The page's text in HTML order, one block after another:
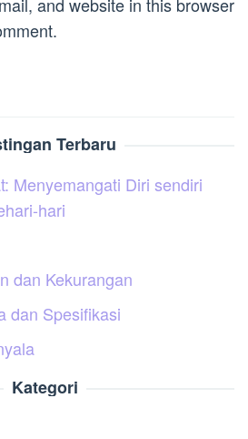
Terbaru
Menyemangati Diri sendiri
hari
dan Kekurangan
dan Spesifikasi
Kategori